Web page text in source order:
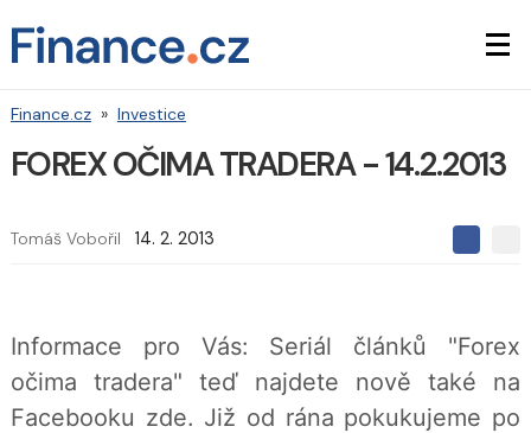
Finance.cz » Investice
FOREX OČIMA TRADERA - 14.2.2013
Tomáš Vobořil 14. 2. 2013
S
l
e
t
S
j
e
n
a
j
e
a
Informace pro Vás: Seriál článků "Forex
očima tradera" teď najdete nově také na
Facebooku zde. Již od rána pokukujeme po